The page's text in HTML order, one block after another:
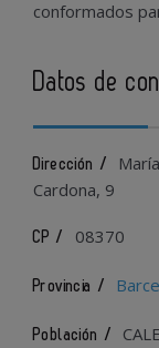
conformados
Datos de
Dirección /
María
Cardona, 9
CP / 08370
Provincia /
Población /